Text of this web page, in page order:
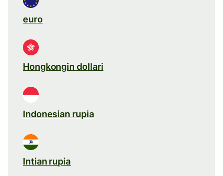
euro
Hongkongin dollari
Indonesian rupia
Intian rupia